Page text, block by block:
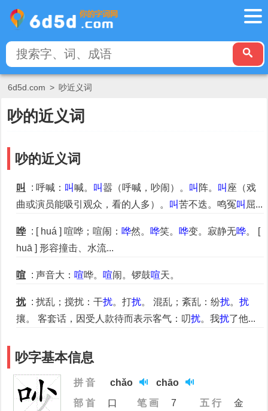
6d5d.com > 吵近义词
吵的近义词
吵的近义词
叫 : 呼喊： 叫喊。 叫嚣（呼喊，吵闹）。 叫 阵。 叫 座（戏
曲或演员能吸引观众，看的人多）。 叫苦不迭。鸣冤叫 屈...
哗 : [ huá ] 喧哗；喧闹： 哗然。 哗笑。 哗变。寂静无哗。 [
huā ] 形容撞击、水流...
喧 : 声音大： 喧哗。 喧闹。锣鼓喧天。
扰 : 扰乱；搅扰：干扰。打扰。 混乱；紊乱：纷扰。 扰
攘。 客套话，因受人款待而表示客气：叨扰。我扰了他...
吵字基本信息
拼 音 chǎo
chāo
部 首
口 笔 画 7 五 行
金